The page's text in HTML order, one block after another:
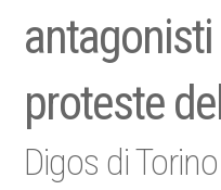
proteste
Digos di